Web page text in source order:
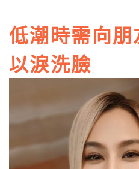
低潮時需向
以淚洗臉